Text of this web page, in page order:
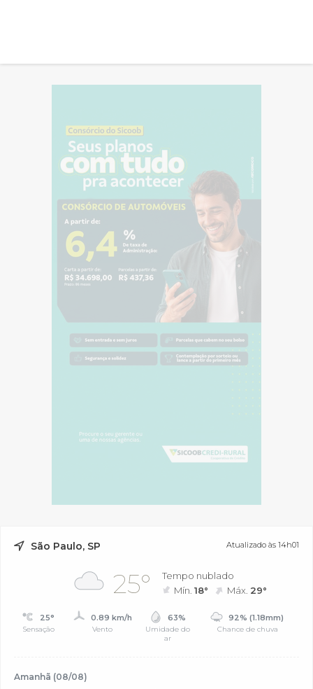
São Paulo, SP Atualizado às 14h01
25°
Tempo nublado
Mín.18° Máx. 29°
25°
Sensação
0.89 km/h
Vento
63%
Umidade do
ar
92% (1.18mm)
Chance de chuva
Amanhã (08/08)